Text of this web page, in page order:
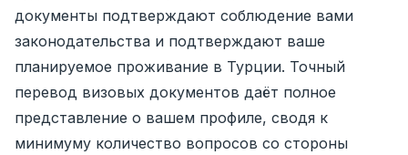
документы подтверждают соблюдение вами
законодательства и подтверждают ваше
планируемое проживание в Турции. Точный
перевод визовых документов даёт полное
представление о вашем профиле, сводя к
минимуму количество вопросов со стороны